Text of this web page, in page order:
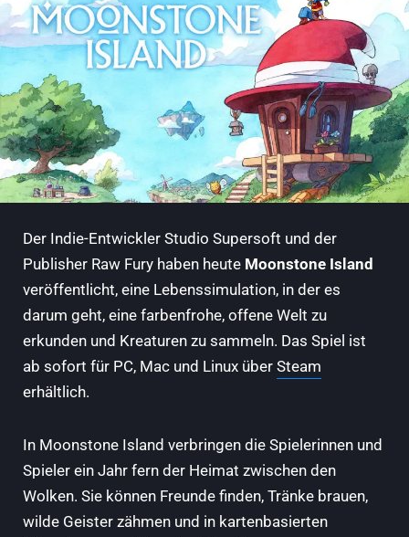
Der Indie-Entwickler Studio Supersoft und der
Publisher Raw Fury haben heute Moonstone Island
veröffentlicht, eine Lebenssimulation, in der es
darum geht, eine farbenfrohe, offene Welt zu
erkunden und Kreaturen zu sammeln. Das Spiel ist
ab sofort für PC, Mac und Linux über Steam
erhältlich.
In Moonstone Island verbringen die Spielerinnen und
Spieler ein Jahr fern der Heimat zwischen den
Wolken. Sie können Freunde finden, Tränke brauen,
wilde Geister zähmen und in kartenbasierten